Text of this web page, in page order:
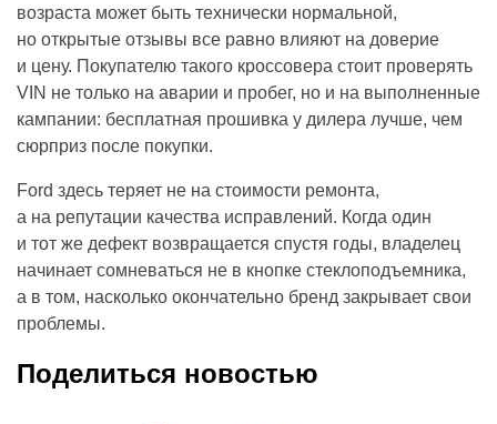
возраста может быть технически нормальной,
но открытые отзывы все равно влияют на доверие
и цену. Покупателю такого кроссовера стоит проверять
VIN не только на аварии и пробег, но и на выполненные
кампании: бесплатная прошивка у дилера лучше, чем
сюрприз после покупки.
Ford здесь теряет не на стоимости ремонта,
а на репутации качества исправлений. Когда один
и тот же дефект возвращается спустя годы, владелец
начинает сомневаться не в кнопке стеклоподъемника,
а в том, насколько окончательно бренд закрывает свои
проблемы.
Поделиться новостью